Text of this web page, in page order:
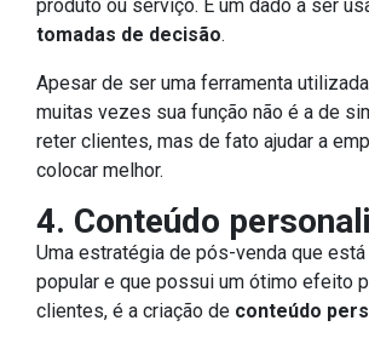
produto ou serviço. É um dado a ser
tomadas de decisão.
Apesar de ser uma ferramenta
muitas vezes sua função não é a de
reter clientes, mas de fato ajudar a
colocar melhor.
4. Conteúdo
Uma estratégia de pós-venda que
popular e que possui um ótimo efeito
clientes, é a criação de conteúdo